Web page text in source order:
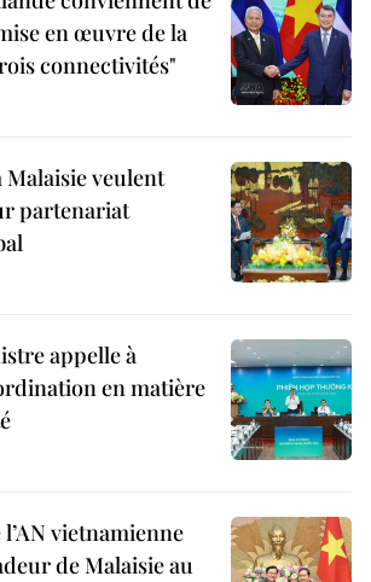
en œuvre de la
connectivités"
Malaisie veulent
partenariat
appelle à
en matière
vietnamienne
de Malaisie au